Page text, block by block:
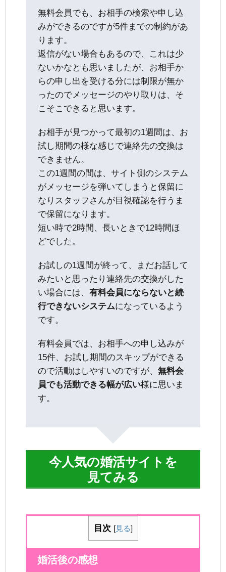
無料会員でも、お相手の検索や申し込
みができるのですが5件までの制約があ
ります。
返信がない場合もあるので、これは少
ないかなとも思いましたが、お相手か
らの申し出を受ける分には制限が無か
ったのでメッセージのやり取りは、そ
こそこできると思います。
お相手が見つかって最初の1週間は、お
試し期間の様な感じで連絡先の交換は
できません。
この1週間の間は、サイト側のシステム
がメッセージを弾いてしまうと保留に
なりスタッフさんが目視確認を行うま
で保留になります。
短い時で2時間、長いときで12時間ほ
どでした。
お試しの1週間が終って、まだお話して
みたいと思ったり連絡先の交換がした
い場合には、 有料会員にならないと続
行できないシステムになっているよう
です。
有料会員では、お相手への申し込みが
15件、お試し期間のスキップができる
ので活動はしやすいのですが、 無料会
員でも活動できる幅が広い様に思いま
す。
今人気の婚活サイトを
見てみる
目次 [見る]
婚活後の感想